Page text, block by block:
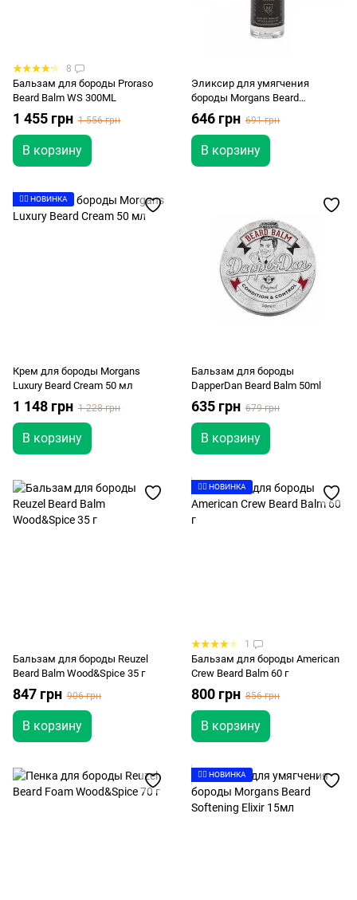
8
Бальзам для бороды Proraso
Beard Balm WS 300ML
1 455 грн 1 556 грн
В корзину
Эликсир для умягчения
бороды Morgans Beard
Softening Elixir 30 мл
646 грн 691 грн
В корзину
👉🏻 НОВИНКА
Крем для бороды Morgans
Luxury Beard Cream 50 мл
1 148 грн 1 228 грн
В корзину
Бальзам для бороды
DapperDan Beard Balm 50ml
635 грн 679 грн
В корзину
Бальзам для бороды Reuzel
Beard Balm Wood&Spice 35 г
847 грн 906 грн
В корзину
👉🏻 НОВИНКА
1
Бальзам для бороды American
Crew Beard Balm 60 г
800 грн 856 грн
В корзину
👉🏻 НОВИНКА